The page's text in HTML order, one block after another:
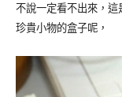
不說一定看不出來，
珍貴小物的盒子呢，